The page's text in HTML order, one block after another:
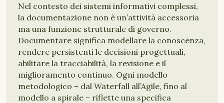
Nel contesto dei sistemi informativi complessi,
la documentazione non è un’attività accessoria
ma una funzione strutturale di governo.
Documentare significa modellare la conoscenza,
rendere persistenti le decisioni progettuali,
abilitare la tracciabilità, la revisione e il
miglioramento continuo. Ogni modello
metodologico – dal Waterfall all’Agile, fino al
modello a spirale – riflette una specifica